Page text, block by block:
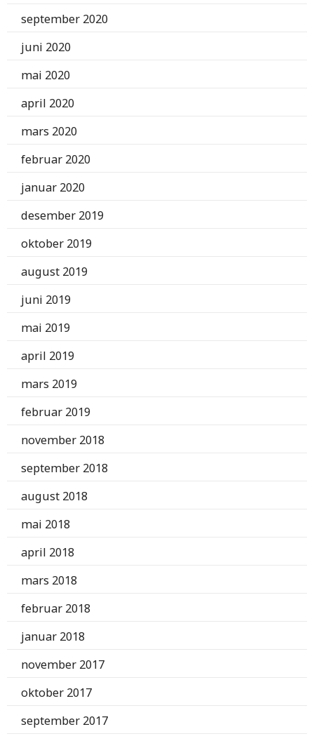
september 2020
juni 2020
mai 2020
april 2020
mars 2020
februar 2020
januar 2020
desember 2019
oktober 2019
august 2019
juni 2019
mai 2019
april 2019
mars 2019
februar 2019
november 2018
september 2018
august 2018
mai 2018
april 2018
mars 2018
februar 2018
januar 2018
november 2017
oktober 2017
september 2017